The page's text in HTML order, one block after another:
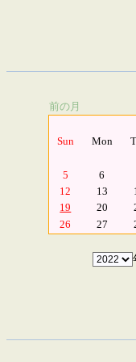
前の月
Sun Mon
5
6
12
13
19
20
26
27